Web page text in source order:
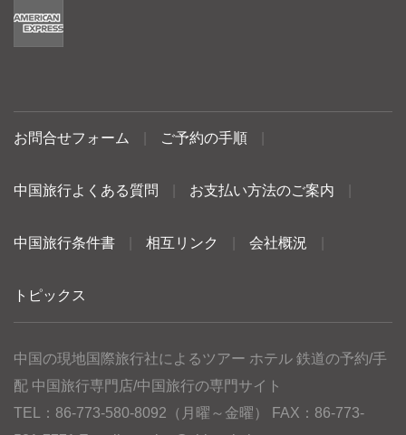
お問合せフォーム ご予約の手順
中国旅行よくある質問 お支払い方法のご案内
中国旅行条件書 相互リンク 会社概況
トピックス
中国の現地国際旅行社によるツアー ホテル 鉄道の予約/手
配 中国旅行専門店/中国旅行の専門サイト
TEL：86-773-580-8092（月曜～金曜） FAX：86-773-